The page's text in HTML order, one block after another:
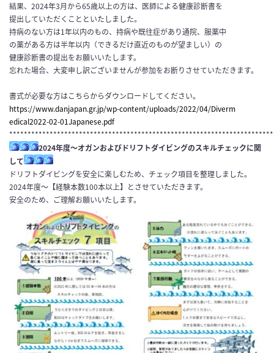
結果、2024年3月から65歳以上の方は、医師による健康診断書を
提出していただくことといたしました。
持病のない方は1年以内のもの、持病や既往症があり通院、服薬中
の薬がある方は半年以内（できるだけ直近のものが望ましい）の
健康診断書の提出をお願いいたします。
忘れた場合、大変申し訳ございませんが参加をお断りさせていただきます。
書式が必要な方はこちらからダウンロードしてください。
https://www.danjapan.gr.jp/wp-content/uploads/2022/04/Diverm
edical2022-02-01Japanese.pdf
2024年度～オガンおよびドリフトダイビングのスキルチェックに関
して
ドリフトダイビングを安全に楽しむため、チェック項目を整理しました。
2024年度～【経験本数100本以上】とさせていただきます。
安全のため、ご理解お願いいたします。